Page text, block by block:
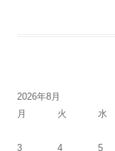
2026年8月
月
火 水
3
4 5